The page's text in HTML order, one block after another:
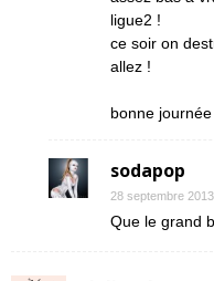
ligue2 !
ce soir on
allez !
bonne
sodapop
28 septembre
Que le grand